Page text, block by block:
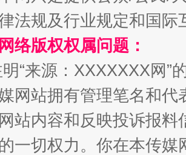
+退费，一次搞定
法规及行业规定和国
络版权权属问题：
“来源：XXXXXXX网”
网站拥有管理笔名和
站内容和反映投诉报
一切权力。你在本传